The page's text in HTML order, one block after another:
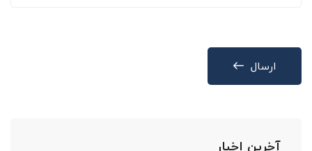
ارسال
آخرین اخبار